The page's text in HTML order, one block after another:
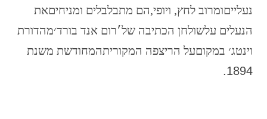
נעלייםומרוב לחץ, ויופי,הם מתבלבלים ומניחיםאת
הנעלים עלשולחן הכתיבה של׳רום אנד בורד׳מהדורת
וינטג׳ במקוםעל הריצפה המקוריתהמחודשת משנת
1894
.